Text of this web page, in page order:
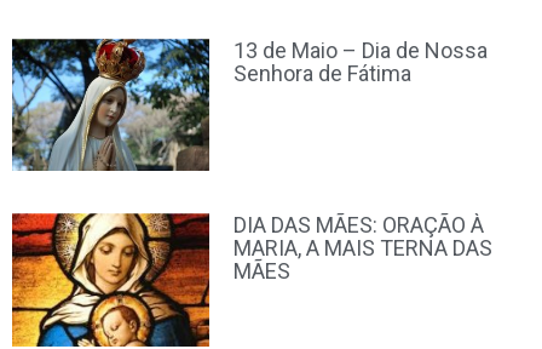
13 de Maio – Dia de Nossa
Senhora de Fátima
DIA DAS MÃES: ORAÇÃO À
MARIA, A MAIS TERNA DAS
MÃES